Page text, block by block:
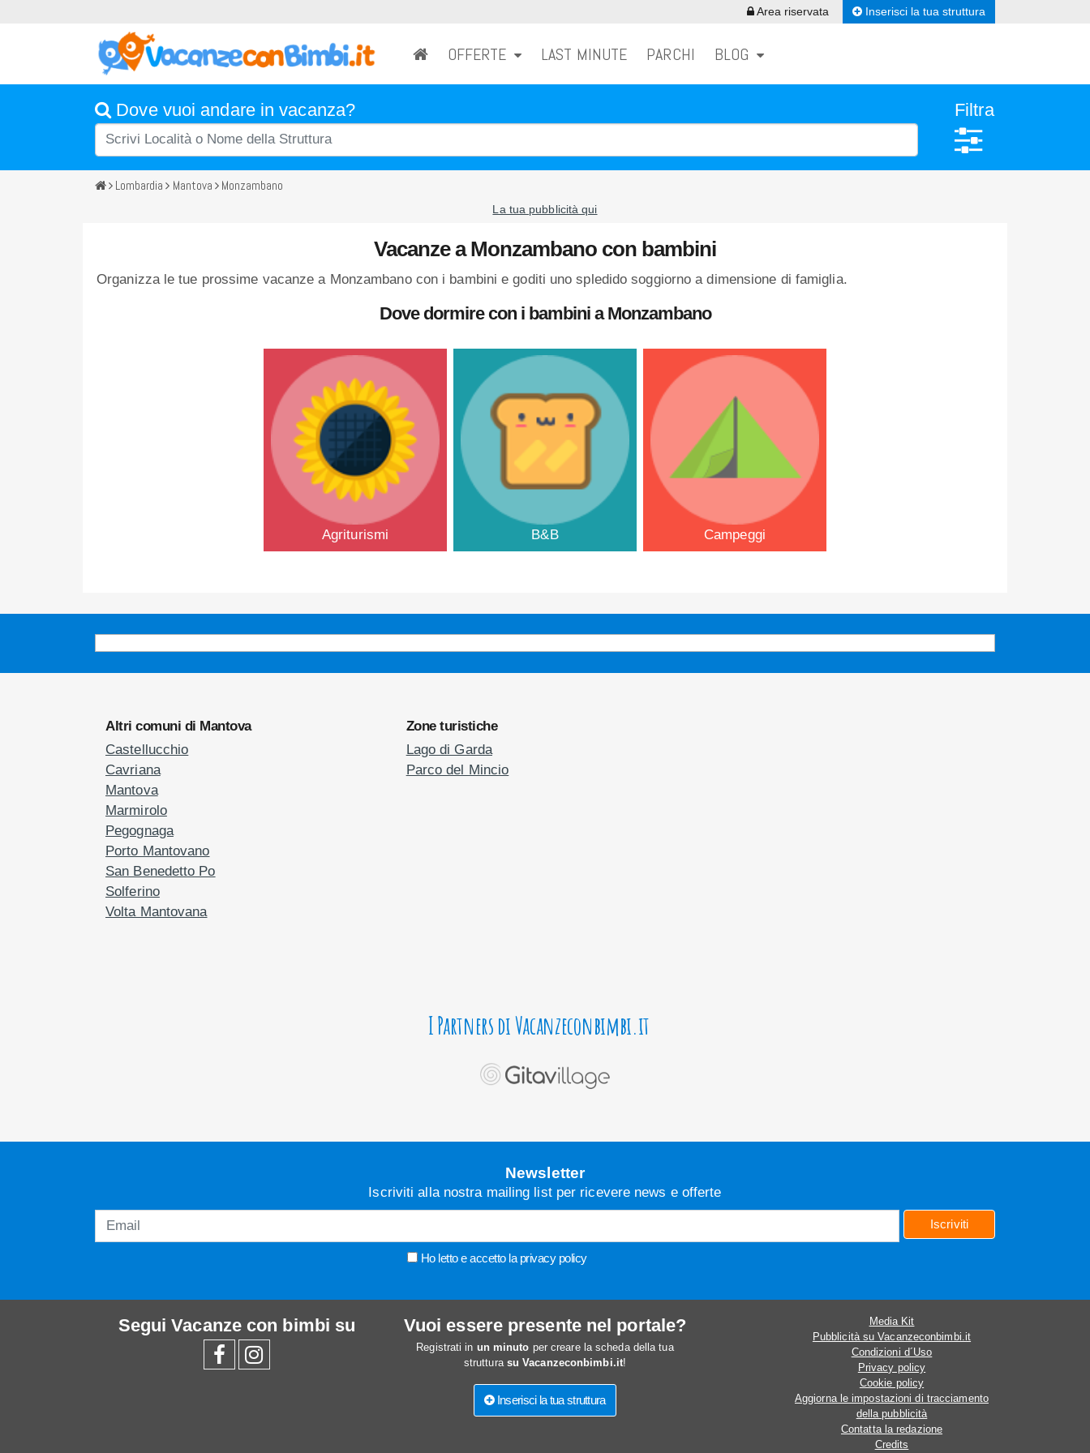
Area riservata Inserisci la tua struttura
OFFERTE LAST MINUTE PARCHI BLOG
Dove vuoi andare in vacanza? Filtra
Lombardia Mantova Monzambano
La tua pubblicità qui
Vacanze a Monzambano con bambini
Organizza le tue prossime vacanze a Monzambano con i bambini e goditi uno spledido soggiorno a dimensione di famiglia.
Dove dormire con i bambini a Monzambano
Agriturismi B&B Campeggi
Altri comuni di Mantova
Castellucchio
Cavriana
Mantova
Marmirolo
Pegognaga
Porto Mantovano
San Benedetto Po
Solferino
Volta Mantovana
Zone turistiche
Lago di Garda
Parco del Mincio
I Partners di Vacanzeconbimbi.it
Newsletter
Iscriviti alla nostra mailing list per ricevere news e offerte
Ho letto e accetto la privacy policy
Iscriviti
SeguiVacanze con bimbi su Vuoi essere presente nel portale?
Registrati in un minuto per creare la scheda della tua
struttura su Vacanzeconbimbi.it!
Inserisci la tua struttura
Media Kit
Pubblicità su Vacanzeconbimbi.it
Condizioni d´Uso
Privacy policy
Cookie policy
Aggiorna le impostazioni di tracciamento
della pubblicità
Contatta la redazione
Credits